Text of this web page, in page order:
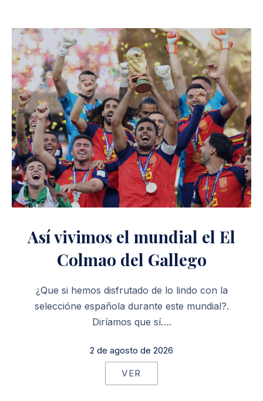
Así vivimos el mundial el El
Colmao del Gallego
¿Que si hemos disfrutado de lo lindo con la
seleccióne española durante este mundial?.
Diríamos que sí….
2 de agosto de 2026
VER